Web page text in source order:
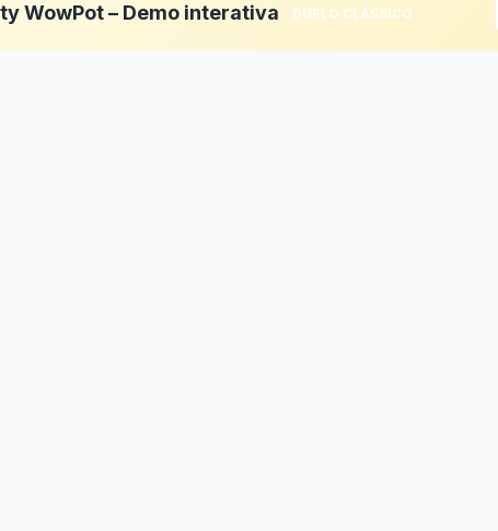
WowPot – Demo interativa DUELO CLÁSSICO